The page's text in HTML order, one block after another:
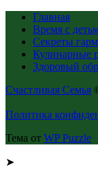
Главная
Время с
Секреты
Кулинарные
Здоровый
Счастливая Семья
Политика
Тема от WP Puzzle
➤